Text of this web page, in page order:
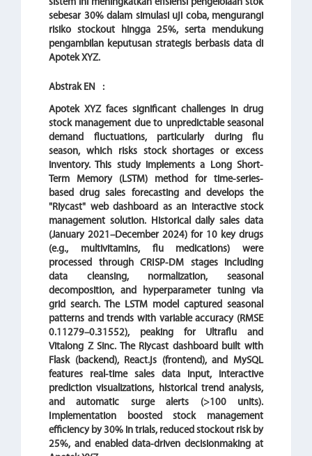
sistem ini meningkatkan efisiensi pengelolaan stok
sebesar 30% dalam simulasi uji coba, mengurangi
risiko stockout hingga 25%, serta mendukung
pengambilan keputusan strategis berbasis data di
Apotek XYZ.
Abstrak EN :
Apotek XYZ faces significant challenges in drug
stock management due to unpredictable seasonal
demand fluctuations, particularly during flu
season, which risks stock shortages or excess
inventory. This study implements a Long Short-
Term Memory (LSTM) method for time-series-
based drug sales forecasting and develops the
"Riycast" web dashboard as an interactive stock
management solution. Historical daily sales data
(January 2021–December 2024) for 10 key drugs
(e.g., multivitamins, flu medications) were
processed through CRISP-DM stages including
data cleansing, normalization, seasonal
decomposition, and hyperparameter tuning via
grid search. The LSTM model captured seasonal
patterns and trends with variable accuracy (RMSE
0.11279–0.31552), peaking for Ultraflu and
Vitalong Z Sinc. The Riycast dashboard built with
Flask (backend), React.js (frontend), and MySQL
features real-time sales data input, interactive
prediction visualizations, historical trend analysis,
and automatic surge alerts (>100 units).
Implementation boosted stock management
efficiency by 30% in trials, reduced stockout risk by
25%, and enabled data-driven decisionmaking at